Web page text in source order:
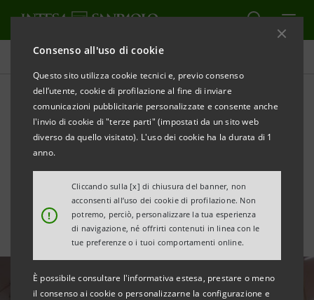
Consenso all'uso di cookie
Questo sito utilizza cookie tecnici e, previo consenso
dell’utente, cookie di profilazione al fine di inviare
comunicazioni pubblicitarie personalizzate e consente anche
l'invio di cookie di "terze parti" (impostati da un sito web
diverso da quello visitato). L'uso dei cookie ha la durata di 1
anno.
!
Cliccando sulla [x] di chiusura del banner, non
acconsenti all’uso dei cookie di profilazione. Non
potremo, perciò, personalizzare la tua esperienza
di navigazione, né offrirti contenuti in linea con le
tue preferenze o i tuoi comportamenti online.
È possibile consultare l'informativa estesa, prestare o meno
il consenso ai cookie o personalizzarne la configurazione e
Tutte le news
Venture Capital: Neva
investe nell’innovazione per
la fusione nucleare di CFS